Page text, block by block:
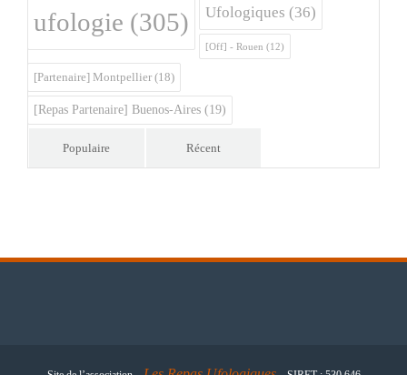
ufologie (305) Ufologiques (36)
[Off] - Rouen (12)
[Partenaire] Montpellier (18)
[Repas Partenaire] Buenos-Aires (19)
Populaire Récent